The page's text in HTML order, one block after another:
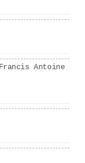
Antoine